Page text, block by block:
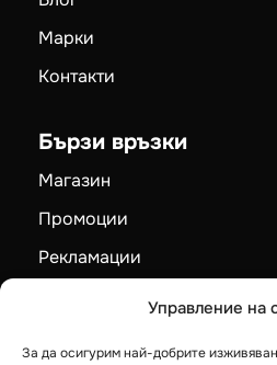
Управление на
За да осигурим най-добрите
Контакти
Бързи връзки
Промоции
Рекламации
Карта на сайта
Категории